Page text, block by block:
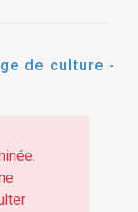
de culture -